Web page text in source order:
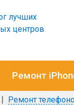
Ремонт
Ремонт